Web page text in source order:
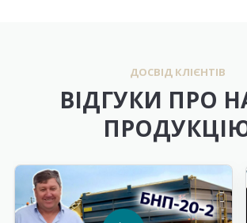
ДОСВІД КЛІЄНТІВ
ВІДГУКИ ПРО